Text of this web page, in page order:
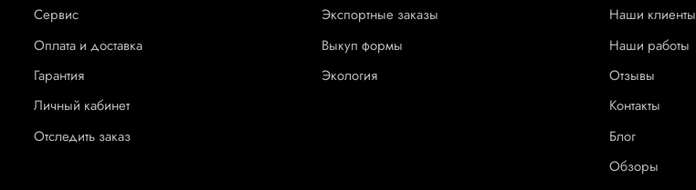
Сервис
Оплата и доставка
Гарантия
Личный кабинет
Отследить заказ
Экспортные заказы
Выкуп формы
Экология
Наши клиенты
Наши работы
Отзывы
Контакты
Блог
Обзоры